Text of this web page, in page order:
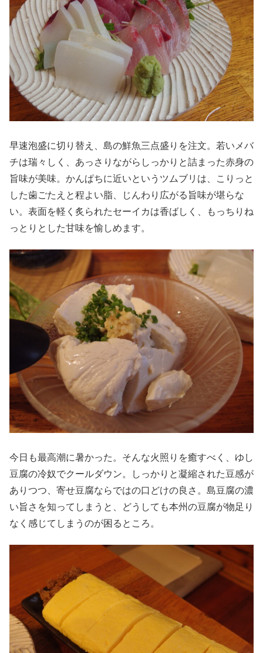
早速泡盛に切り替え、島の鮮魚三点盛りを注文。若いメバ
チは瑞々しく、あっさりながらしっかりと詰まった赤身の
旨味が美味。かんぱちに近いというツムブリは、こりっと
した歯ごたえと程よい脂、じんわり広がる旨味が堪らな
い。表面を軽く炙られたセーイカは香ばしく、もっちりね
っとりとした甘味を愉しめます。
今日も最高潮に暑かった。そんな火照りを癒すべく、ゆし
豆腐の冷奴でクールダウン。しっかりと凝縮された豆感が
ありつつ、寄せ豆腐ならではの口どけの良さ。島豆腐の濃
い旨さを知ってしまうと、どうしても本州の豆腐が物足り
なく感じてしまうのが困るところ。